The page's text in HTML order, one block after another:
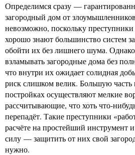
Определимся сразу —
загородный дом от
невозможно, поскольку преступники
хорошо знают большинство систем
обойти их без лишнего шума.
взламывать загородные дома без
что внутри их ожидает солидная
риск слишком велик. Большую
постройках осуществляют мелкие
рассчитывающие, что хоть что-
перепадёт. Такие преступники
расчёте на простейший инструмент
силу — защитить от них свой
нужно.